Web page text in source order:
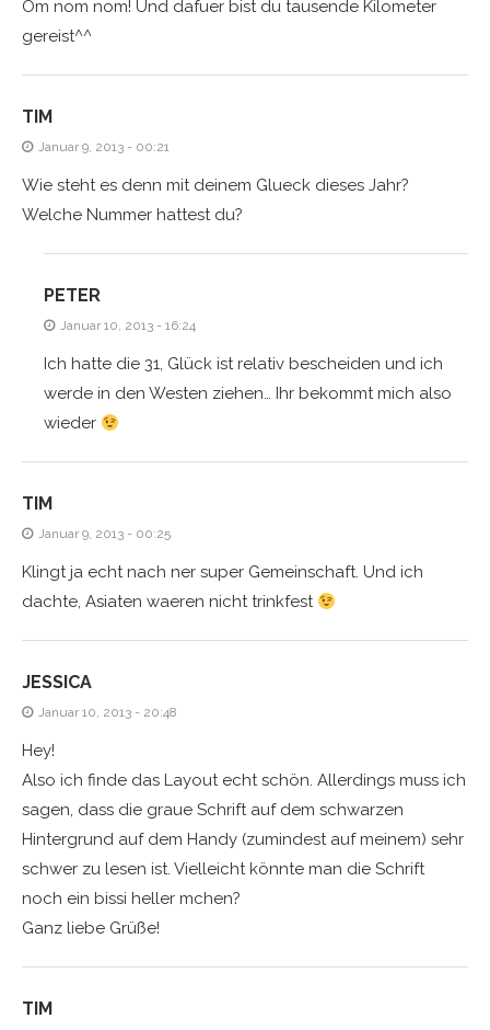
Om nom nom! Und dafuer bist du tausende Kilometer
gereist^^
TIM
Januar 9, 2013 - 00:21
Wie steht es denn mit deinem Glueck dieses Jahr?
Welche Nummer hattest du?
PETER
Januar 10, 2013 - 16:24
Ich hatte die 31, Glück ist relativ bescheiden und ich
werde in den Westen ziehen… Ihr bekommt mich also
wieder
TIM
Januar 9, 2013 - 00:25
Klingt ja echt nach ner super Gemeinschaft. Und ich
dachte, Asiaten waeren nicht trinkfest
JESSICA
Januar 10, 2013 - 20:48
Hey!
Also ich finde das Layout echt schön. Allerdings muss ich
sagen, dass die graue Schrift auf dem schwarzen
Hintergrund auf dem Handy (zumindest auf meinem) sehr
schwer zu lesen ist. Vielleicht könnte man die Schrift
noch ein bissi heller mchen?
Ganz liebe Grüße!
TIM